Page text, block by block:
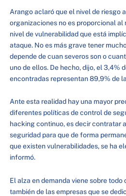
Arango aclaró que el nivel de riesgo
organizaciones no es proporcional al
nivel de vulnerabilidad que está
ataque. No es más grave tener
depende de cuan severos son o
uno de ellos. De hecho, dijo, el 3,4%
encontradas representan 89,9% de
Ante esta realidad hay una mayor
diferentes políticas de control de
hacking continuo, es decir contratar
seguridad para que de forma
que existen vulnerabilidades, se ha
informó.
El alza en demanda viene sobre
también de las empresas que se